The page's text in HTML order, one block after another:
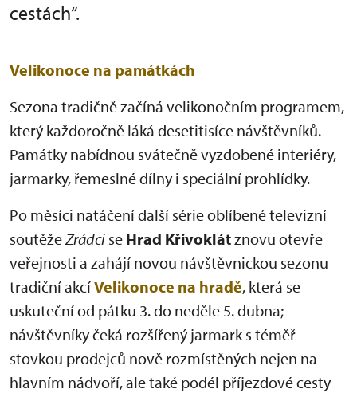
cestách“.
Velikonoce na památkách
Sezona tradičně začíná velikonočním programem,
který každoročně láká desetitisíce návštěvníků.
Památky nabídnou svátečně vyzdobené interiéry,
jarmarky, řemeslné dílny i speciální prohlídky.
Po měsíci natáčení další série oblíbené televizní
soutěžeZrádci se Hrad Křivoklátznovu otevře
veřejnosti a zahájí novou návštěvnickou sezonu
tradiční akcíVelikonoce na hradě, která se
uskuteční od pátku 3. do neděle 5. dubna;
návštěvníky čeká rozšířený jarmark s téměř
stovkou prodejců nově rozmístěných nejen na
hlavním nádvoří, ale také podél příjezdové cesty